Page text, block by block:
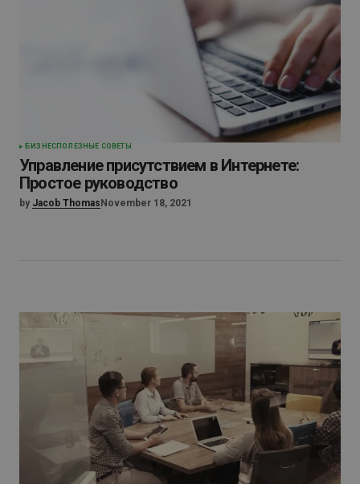
БИЗНЕС ПОЛЕЗНЫЕ СОВЕТЫ
Управление присутствием в Интернете:
Простое руководство
by Jacob ThomasNovember 18, 2021